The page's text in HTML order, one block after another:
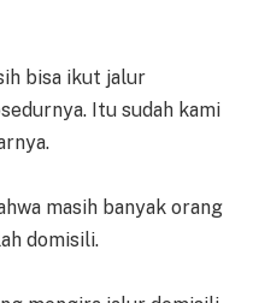
bisa ikut jalur
Itu sudah kami
masih banyak orang
domisili.